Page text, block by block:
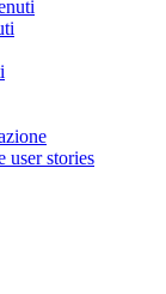
user stories